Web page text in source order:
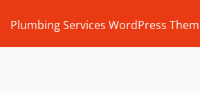
Plumbing Services WordPress